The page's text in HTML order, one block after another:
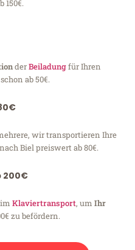
150€.
derBeiladungfür Ihren
ab 50€.
wir transportieren Ihre
nach Biel preiswert ab 80€.
200€
Klaviertransport, um Ihr
zu befördern.